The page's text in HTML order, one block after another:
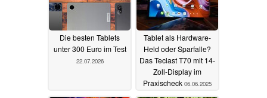
Die besten Tablets
unter 300 Euro im Test
22.07.2026
Tablet als Hardware-
Held oder Sparfalle?
Das Teclast T70 mit 14-
Zoll-Display im
Praxischeck 06.06.2025